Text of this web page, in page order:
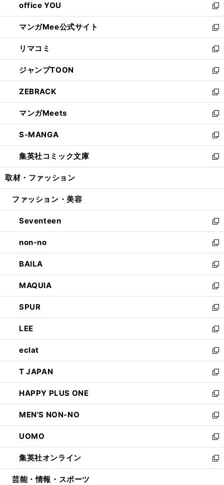
く
で
開
く
ィ
ン
ド
ウ
で
開
く
い
ウ
ィ
ン
ド
ウ
で
開
く
office YOU
新
し
い
ウ
ィ
ン
ド
ウ
で
開
く
マンガMee公式サイト
新
し
い
ウ
ィ
ン
ド
ウ
で
開
く
リマコミ
新
し
い
ウ
ィ
ン
ド
ウ
で
開
く
ジャンプTOON
新
し
い
ウ
ィ
ン
ド
ウ
で
開
ZEBRACK
新
し
い
ウ
ィ
ン
ド
ウ
開
マンガMeets
新
し
い
ウ
ィ
ン
ウ
開
く
S-MANGA
新
し
い
ウ
ン
ウ
で
開
く
集英社コミック文庫
新
し
ウ
ン
ド
ウ
で
開
く
取材・ファッション
ファッション・美容
Seventeen
新
し
い
ウ
ィ
ン
ド
ウ
で
開
く
non-no
新
し
い
ウ
ィ
ン
ド
ウ
で
開
く
BAILA
新
し
い
ウ
ィ
ン
ド
ウ
で
開
く
MAQUIA
新
し
い
ウ
ィ
ン
ド
ウ
で
開
く
SPUR
新
し
い
ウ
ィ
ン
ド
ウ
で
開
く
LEE
新
し
い
ウ
ィ
ン
ド
ウ
で
開
く
eclat
新
し
い
ウ
ィ
ン
ド
ウ
で
開
く
T JAPAN
新
し
い
ウ
ィ
ン
ド
ウ
で
開
HAPPY PLUS ONE
新
し
い
ウ
ィ
ン
ド
ウ
MEN'S NON-NO
新
し
い
ウ
ィ
ン
UOMO
新
し
い
ウ
集英社オンライン
新
し
芸能・情報・スポーツ